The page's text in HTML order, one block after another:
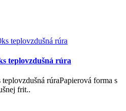
teplovzdušná rúra
rúraPapierová forma s
frit..